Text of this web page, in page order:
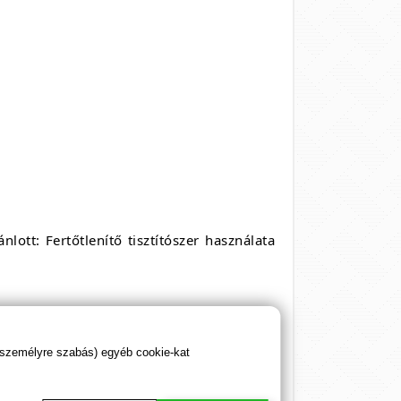
Fertőtlenítő tisztítószer használata
szabás) egyéb cookie-kat